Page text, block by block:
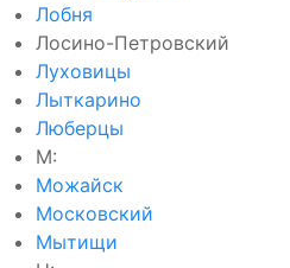
Лобня
Лосино-Петровский
Луховицы
Лыткарино
Люберцы
М:
Можайск
Московский
Мытищи